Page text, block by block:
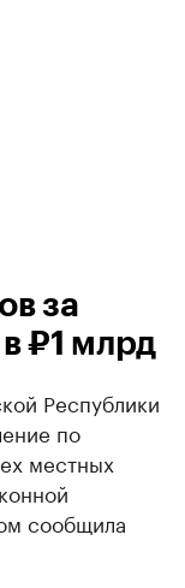
за
₽1 млрд
Республики
по
местных
сообщила